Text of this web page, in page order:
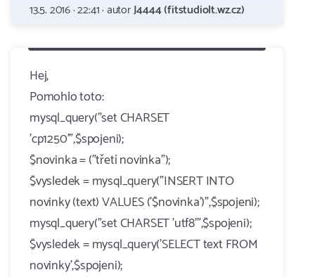
13.5. 2016 · 22:41 · autorJ4444 (fitstudiolt.wz.cz)
Hej,
Pomohlo toto:
mysql_query("set CHARSET
'cp1250'",$spojeni);
$novinka = ("třetí novinka");
$vysledek = mysql_query("INSERT INTO
novinky (text) VALUES ('$novinka')",$spojeni);
mysql_query("set CHARSET 'utf8'",$spojeni);
$vysledek = mysql_query('SELECT text FROM
novinky',$spojeni);